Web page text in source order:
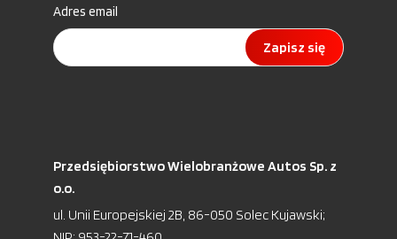
Adres email
Zapisz się
Przedsiębiorstwo Wielobranżowe Autos Sp. z
o.o.
ul. Unii Europejskiej 2B, 86-050 Solec Kujawski;